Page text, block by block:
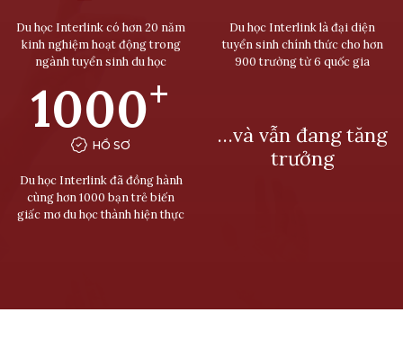
Du học Interlink có hơn 20 năm
kinh nghiệm hoạt động trong
ngành tuyển sinh du học
Du học Interlink là đại diện
tuyển sinh chính thức cho hơn
900 trường từ 6 quốc gia
1000+
HỒ SƠ
Du học Interlink đã đồng hành
cùng hơn 1000 bạn trẻ biến
giấc mơ du học thành hiện thực
…và vẫn đang tăng
trưởng